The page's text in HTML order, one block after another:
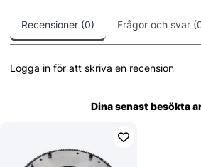
Recensioner (0) Frågor och svar
Logga in för att skriva en recension
Dina senast besökta